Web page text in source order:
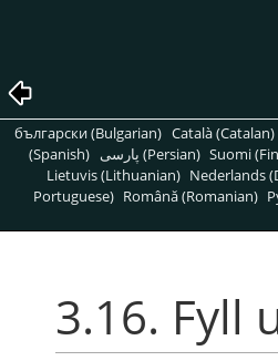
български (Bulgarian) Català (Catalan)
(Spanish)
پارسی (Persian) Suomi
Lietuvis (Lithuanian) Nederlands
Portuguese) Română (Romanian)
3.16. Fyll